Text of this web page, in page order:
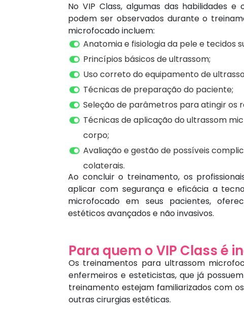
No VIP Class, algumas das habilidades e
podem ser observados durante o
microfocado incluem:
Anatomia e fisiologia da pele e tecidos
Princípios básicos de ultrassom;
Uso correto do equipamento de
Técnicas de preparação do paciente;
Seleção de parâmetros para atingir os
Técnicas de aplicação do ultrassom
corpo;
Avaliação e gestão de possíveis
colaterais.
Ao concluir o treinamento, os
aplicar com segurança e eficácia a
microfocado em seus pacientes,
estéticos avançados e não invasivos.
Para quem o VIP Class é
Os treinamentos para ultrassom
enfermeiros e esteticistas, que já
treinamento estejam familiarizados com
outras cirurgias estéticas.